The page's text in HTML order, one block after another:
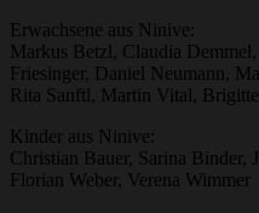
Erwachsene aus Ninive:
Markus Betzl, Claudia
Friesinger, Daniel Neumann,
Rita Sanftl, Martin Vital,
Kinder aus Ninive:
Christian Bauer, Sarina Binder,
Florian Weber, Verena Wimmer